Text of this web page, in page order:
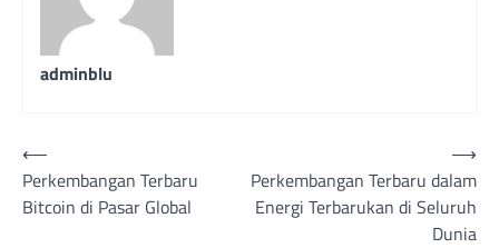
adminblu
Post
navigation
⟵
Perkembangan Terbaru
Bitcoin di Pasar Global
Perkembangan Terbaru dalam
Energi Terbarukan di Seluruh
Dunia
⟶